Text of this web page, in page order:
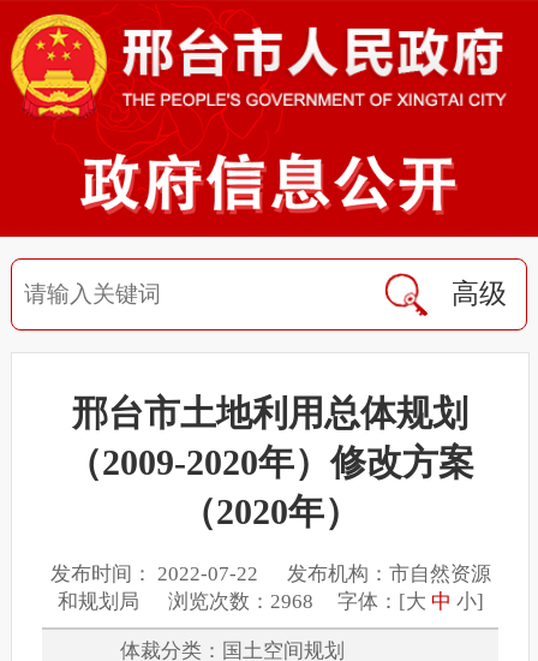
高级
邢台市土地利用总体规划
（2009-2020年）修改方案
（2020年）
发布时间： 2022-07-22 发布机构：市自然资源
和规划局 浏览次数：2968 字体：[大 中 小]
体裁分类：国土空间规划